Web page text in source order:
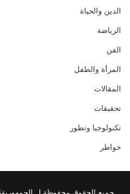
الدين والحياة
الرياضة
الفن
المرأة والطفل
المقالات
تحقيقات
تكنولوجيا وتطور
خواطر
جميع الحقوق محفوظة ل الجمهورية24 - تم الانشاء عن طريق فاست برو